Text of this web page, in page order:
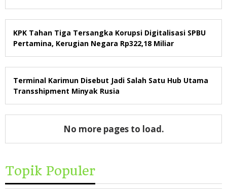
KPK Tahan Tiga Tersangka Korupsi Digitalisasi SPBU
Pertamina, Kerugian Negara Rp322,18 Miliar
Terminal Karimun Disebut Jadi Salah Satu Hub Utama
Transshipment Minyak Rusia
No more pages to load.
Topik Populer